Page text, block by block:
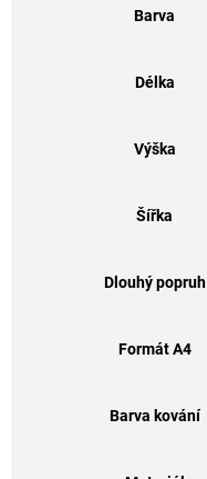
Barva
Délka
Výška
Šířka
Dlouhý popruh
Formát A4
Barva kování